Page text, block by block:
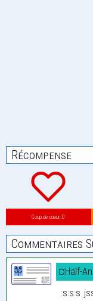
Récompense
Coup de coeur: 0
Commentaires
¤Half-
:s:s:s